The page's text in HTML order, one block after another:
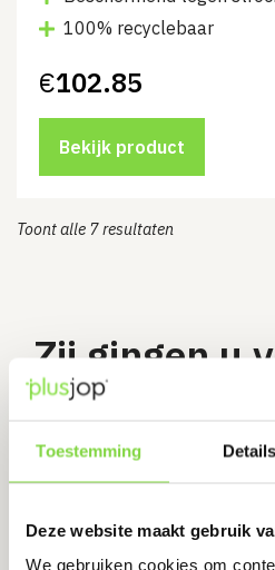
Toestemming Details
Deze website maakt gebruik
We gebruiken cookies om
100% recyclebaar
€102.85
Bekijk product
Toont alle 7 resultaten
Zij gingen u
Service! ze zijn